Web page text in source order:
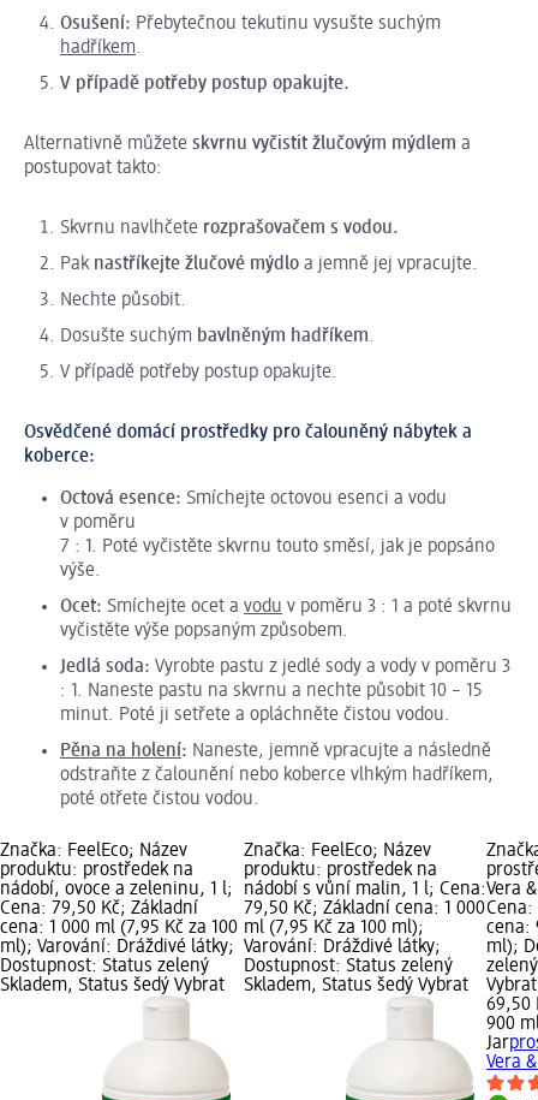
Osušení: Přebytečnou tekutinu vysušte suchým
hadříkem.
V případě potřeby postup opakujte.
Alternativně můžete skvrnu vyčistit žlučovým mýdlem a
postupovat takto:
Skvrnu navlhčete rozprašovačem s vodou.
Pak nastříkejte žlučové mýdlo a jemně jej vpracujte.
Nechte působit.
Dosušte suchým bavlněným hadříkem.
V případě potřeby postup opakujte.
Osvědčené domácí prostředky pro čalouněný nábytek a
koberce:
Octová esence: Smíchejte octovou esenci a vodu
v poměru
7 : 1. Poté vyčistěte skvrnu touto směsí, jak je popsáno
výše.
Ocet: Smíchejte ocet a vodu v poměru 3 : 1 a poté skvrnu
vyčistěte výše popsaným způsobem.
Jedlá soda: Vyrobte pastu z jedlé sody a vody v poměru 3
: 1. Naneste pastu na skvrnu a nechte působit 10 – 15
minut. Poté ji setřete a opláchněte čistou vodou.
Pěna na holení: Naneste, jemně vpracujte a následně
odstraňte z čalounění nebo koberce vlhkým hadříkem,
poté otřete čistou vodou.
Značka: FeelEco; Název
produktu: prostředek na
nádobí, ovoce a zeleninu, 1 l;
Cena: 79,50 Kč; Základní
cena: 1 000 ml (7,95 Kč za 100
ml); Varování: Dráždivé látky;
Dostupnost: Status zelený
Skladem, Status šedý Vybrat
Značka: FeelEco; Název
produktu: prostředek na
nádobí s vůní malin, 1 l; Cena:
79,50 Kč; Základní cena: 1 000
ml (7,95 Kč za 100 ml);
Varování: Dráždivé látky;
Dostupnost: Status zelený
Skladem, Status šedý Vybrat
Vera
Cena:
cena:
ml);
69,50
900
Jar
Vera